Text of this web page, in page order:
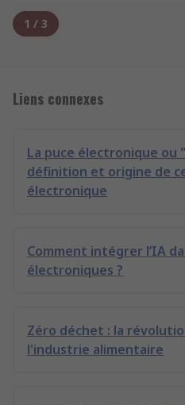
1 / 3
Liens connexes
La puce électronique ou
définition et origine de
électronique
Comment intégrer l’IA
électroniques ?
Zéro déchet : la
l'industrie alimentaire